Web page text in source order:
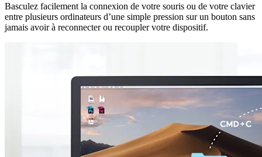
Basculez facilement la connexion de votre souris ou de votre clavier
entre plusieurs ordinateurs d’une simple pression sur un bouton sans
jamais avoir à reconnecter ou recoupler votre dispositif.